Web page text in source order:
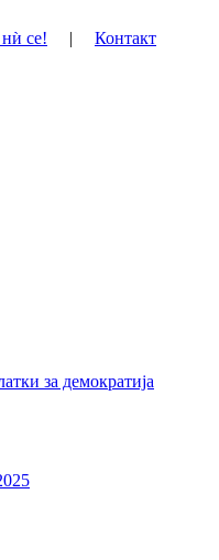
се! | Контакт
за демократија